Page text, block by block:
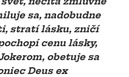
sa, nadobudne
stratí lásku, zničí
cenu lásky,
obetuje sa
Deus ex